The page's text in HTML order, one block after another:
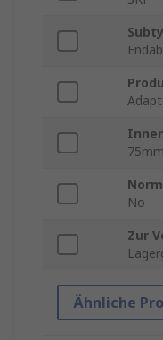
75mm
No
Zur
Ähnliche